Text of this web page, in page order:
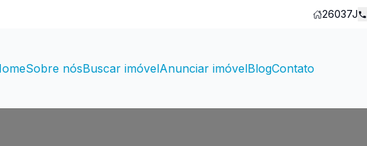
26037J
Sobre nósBuscar imóvelAnunciar imóvelBlogContato